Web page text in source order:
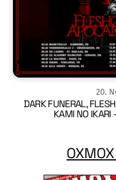
20.
DARK FUNERAL,
KAMI NO